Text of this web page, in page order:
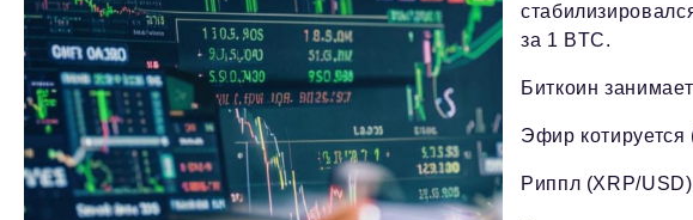
за 1 BTC.
Биткоин
Эфир
Риппл (XRP/USD)